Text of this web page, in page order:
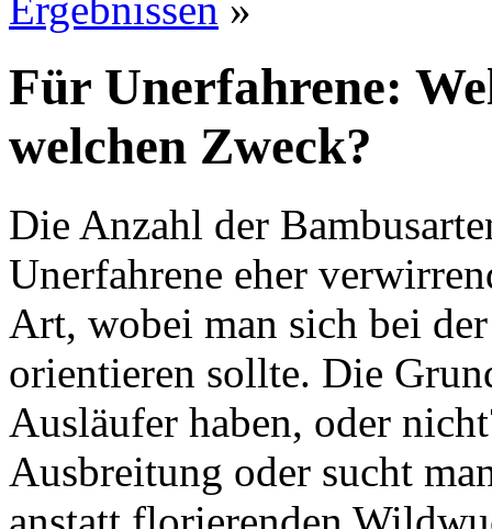
Für Unerfahrene:
welchen Zweck?
Die Anzahl der
Unerfahrene eher
Art, wobei man sich bei
orientieren sollte. Die
Ausläufer haben, oder
Ausbreitung oder sucht